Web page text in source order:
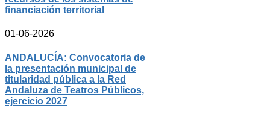
financiación territorial
01-06-2026
ANDALUCÍA: Convocatoria de
la presentación municipal de
titularidad pública a la Red
Andaluza de Teatros Públicos,
ejercicio 2027